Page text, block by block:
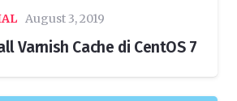
August 3, 2019
Varnish Cache di CentOS 7